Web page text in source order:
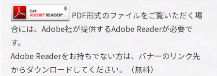
PDF形式のファイルをご覧いただく場
合には、Adobe社が提供するAdobe Readerが必要で
す。
Adobe Readerをお持ちでない方は、バナーのリンク先
からダウンロードしてください。（無料）